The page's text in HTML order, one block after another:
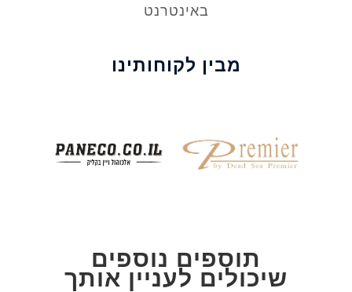
באינטרנט
מבין לקוחותינו
תוספים נוספים
שיכולים לעניין אותך